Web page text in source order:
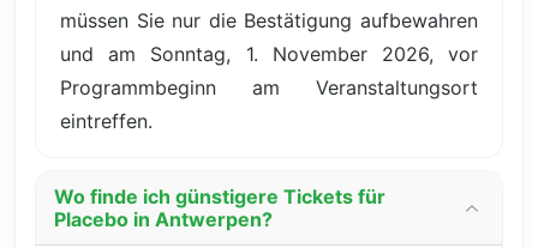
müssen Sie nur die Bestätigung aufbewahren
und am Sonntag, 1. November 2026, vor
Programmbeginn am Veranstaltungsort
eintreffen.
Wo finde ich günstigere Tickets für
Placebo in Antwerpen?